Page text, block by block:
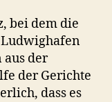
bei dem die
der
der Gerichte
dass es